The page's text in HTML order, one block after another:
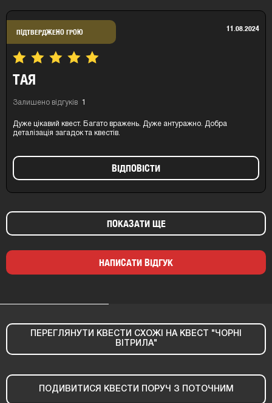
ТАЯ
Залишено відгуків 1
11.08.2024
Дуже цікавий квест. Багато вражень. Дуже антуражно. Добра
деталізація загадок та квестів.
ПІДТВЕРДЖЕНО ГРОЮ
ВIДПОВIСТИ
ПОКАЗАТИ ЩЕ
НАПИСАТИ ВІДГУК
ПЕРЕГЛЯНУТИ КВЕСТИ СХОЖІ НА КВЕСТ "ЧОРНІ
ВІТРИЛА"
ПОДИВИТИСЯ КВЕСТИ ПОРУЧ З ПОТОЧНИМ